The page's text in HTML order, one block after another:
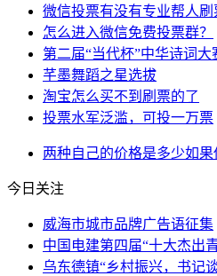
微信投票有没有专业帮人刷
怎么进入微信免费投票群？
第二届“当代杯”中华诗词大
芊墨舞蹈之星选拔
淘宝怎么买不到刷票的了
投票水军泛滥，可投一万票
两种自己的价格是多少如果
今日关注
威海市城市品牌广告语征集
中国电建第四届“十大杰出
乌东德镇“乡村振兴，书记